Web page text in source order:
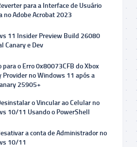
para a Interface de Usuário
no Adobe Acrobat 2023
11 Insider Preview Build 26080
Canary e Dev
para o Erro 0x80073CFB do Xbox
Provider no Windows 11 após a
25905+
o Vincular ao Celular no
10/11 Usando o PowerShell
a conta de Administrador no
10/11